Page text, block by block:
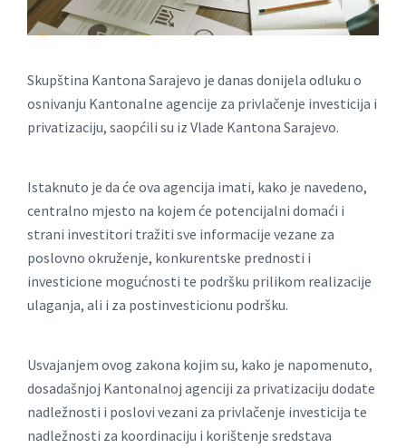
Skupština Kantona Sarajevo je danas donijela odluku o
osnivanju Kantonalne agencije za privlačenje investicija i
privatizaciju, saopćili su iz Vlade Kantona Sarajevo.
Istaknuto je da će ova agencija imati, kako je navedeno,
centralno mjesto na kojem će potencijalni domaći i
strani investitori tražiti sve informacije vezane za
poslovno okruženje, konkurentske prednosti i
investicione mogućnosti te podršku prilikom realizacije
ulaganja, ali i za postinvesticionu podršku.
Usvajanjem ovog zakona kojim su, kako je napomenuto,
dosadašnjoj Kantonalnoj agenciji za privatizaciju dodate
nadležnosti i poslovi vezani za privlačenje investicija te
nadležnosti za koordinaciju i korištenje sredstava